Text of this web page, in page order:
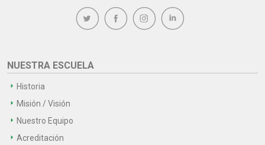
NUESTRA ESCUELA
Historia
Misión / Visión
Nuestro Equipo
Acreditación